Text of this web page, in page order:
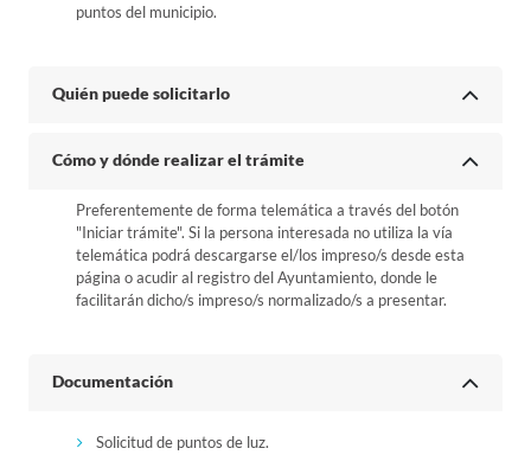
puntos del municipio.
Quién puede solicitarlo
Cómo y dónde realizar el trámite
Preferentemente de forma telemática a través del botón
"Iniciar trámite". Si la persona interesada no utiliza la vía
telemática podrá descargarse el/los impreso/s desde esta
página o acudir al registro del Ayuntamiento, donde le
facilitarán dicho/s impreso/s normalizado/s a presentar.
Documentación
Solicitud de puntos de luz.